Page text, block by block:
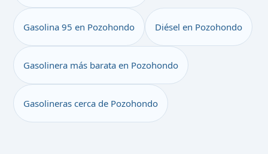
Gasolina 95 en Pozohondo Diésel en Pozohondo
Gasolinera más barata en Pozohondo
Gasolineras cerca de Pozohondo